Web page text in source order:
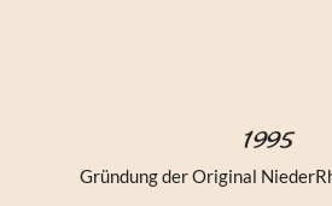
1995
Gründung der Original